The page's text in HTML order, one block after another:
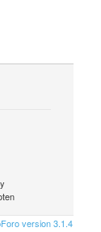
version 3.1.4